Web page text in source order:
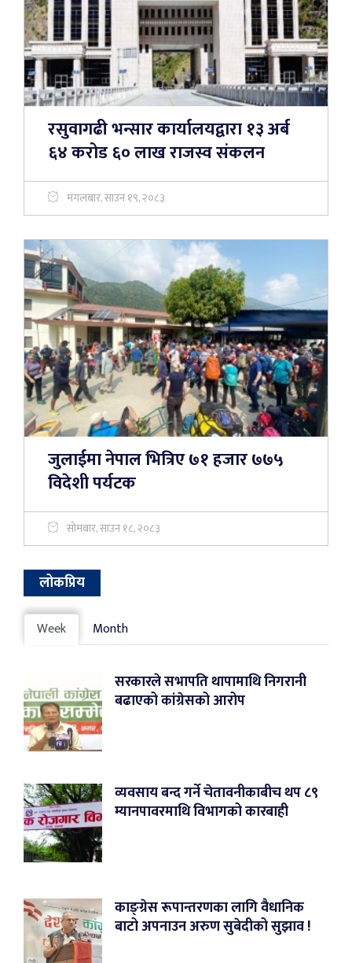
रसुवागढी भन्सार कार्यालयद्वारा १३ अर्ब
६४ करोड ६० लाख राजस्व संकलन
मंगलबार, साउन १९, २०८३
जुलाईमा नेपाल भित्रिए ७१ हजार ७७५
विदेशी पर्यटक
सोमबार, साउन १८, २०८३
लोकप्रिय
Week Month
सरकारले सभापति थापामाथि निगरानी
बढाएको कांग्रेसको आरोप
व्यवसाय बन्द गर्ने चेतावनीकाबीच थप ८९
म्यानपावरमाथि विभागको कारबाही
काङ्ग्रेस रूपान्तरणका लागि वैधानिक
बाटो अपनाउन अरुण सुबेदीको सुझाव !